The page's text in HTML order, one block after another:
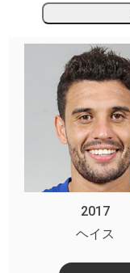
2017
ヘイス